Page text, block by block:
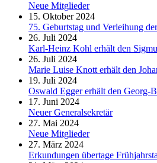
Neue Mitglieder
15. Oktober 2024
75. Geburtstag und Verleihung
26. Juli 2024
Karl-Heinz Kohl erhält den
26. Juli 2024
Marie Luise Knott erhält den
19. Juli 2024
Oswald Egger erhält den Georg-
17. Juni 2024
Neuer Generalsekretär
27. Mai 2024
Neue Mitglieder
27. März 2024
Erkundungen übertage